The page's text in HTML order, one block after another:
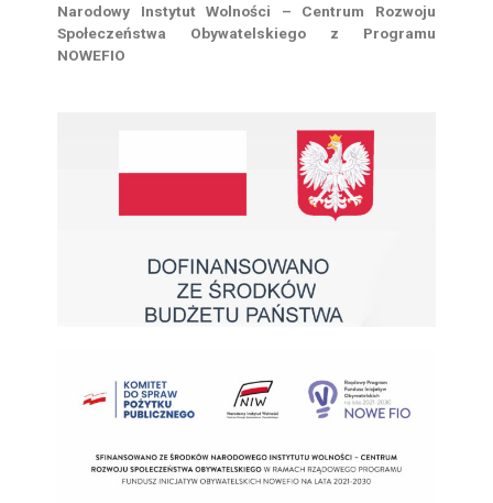
Narodowy Instytut Wolności – Centrum Rozwoju
Społeczeństwa Obywatelskiego z Programu
NOWEFIO